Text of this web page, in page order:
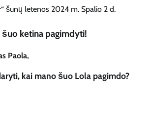
ketina pagimdyti!
Paola,
kai mano šuo Lola pagimdo?